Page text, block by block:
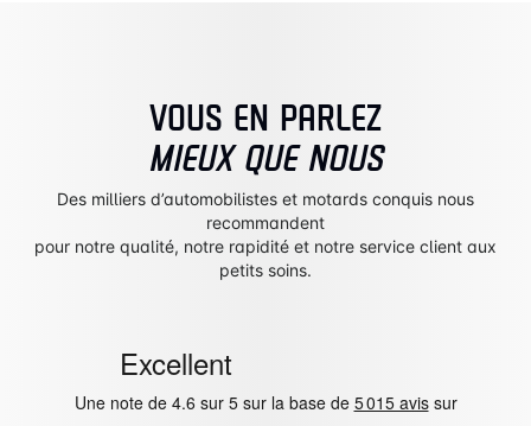
VOUS EN PARLEZ
MIEUX QUE NOUS
Des milliers d’automobilistes et motards conquis nous
recommandent
pour notre qualité, notre rapidité et notre service client aux
petits soins.